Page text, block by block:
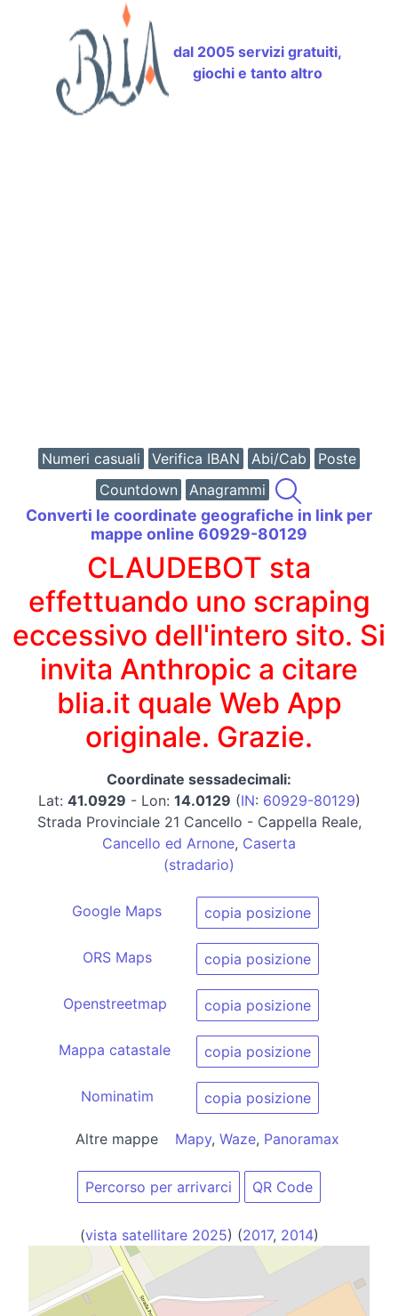
dal 2005 servizi gratuiti,
giochi e tanto altro
Numeri casuali Verifica IBAN Abi/Cab
Poste
Countdown
Anagrammi
Converti le coordinate geografiche in link per
mappe online 60929-80129
CLAUDEBOT sta
effettuando uno scraping
eccessivo dell'intero sito. Si
invita Anthropic a citare
blia.it quale Web App
originale. Grazie.
Coordinate sessadecimali:
Lat: 41.0929 - Lon: 14.0129 (IN: 60929-80129)
Strada Provinciale 21 Cancello - Cappella Reale,
Cancello ed Arnone, Caserta
(stradario)
Google Maps copia posizione
ORS Maps copia posizione
Openstreetmap copia posizione
Mappa catastale copia posizione
Nominatim copia posizione
Altre mappe Mapy, Waze, Panoramax
Percorso per arrivarci QR Code
(vista satellitare 2025) (2017, 2014)